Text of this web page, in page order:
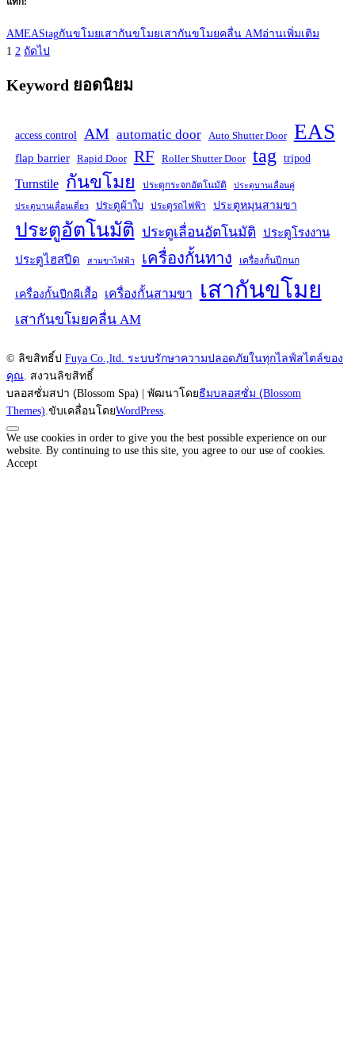
แท็ก:
AMEAStagกันขโมยเสากันขโมยเสากันขโมยคลื่น AMอ่านเพิ่มเติม
Posts
หน้า
1 หน้า
2 ถัดไป
Keyword ยอดนิยม
access control AM automatic door Auto Shutter Door EAS
flap barrier Rapid Door RF Roller Shutter Door tag tripod
Turnstile กันขโมย ประตูกระจกอัตโนมัติ ประตูบานเลื่อนคู่
ประตูบานเลื่อนเดี่ยว ประตูผ้าใบ ประตูรถไฟฟ้า ประตูหมุนสามขา
ประตูอัตโนมัติ ประตูเลื่อนอัตโนมัติ ประตูโรงงาน
ประตูไฮสปีด สามขาไฟฟ้า เครื่องกั้นทาง เครื่องกั้นปีกนก
เครื่องกั้นปีกผีเสื้อ เครื่องกั้นสามขา เสากันขโมย
เสากันขโมยคลื่น AM
© ลิขสิทธิ์ป Fuya Co.,ltd. ระบบรักษาความปลอดภัยในทุกไลฟ์สไตล์ของ
คุณ. สงวนลิขสิทธิ์
บลอสซั่มสปา (ฺBlossom Spa) | พัฒนาโดยธีมบลอสซั่ม (ฺBlossom
Themes).ขับเคลื่อนโดยWordPress.
We use cookies in order to give you the best possible experience on our
website. By continuing to use this site, you agree to our use of cookies.
Accept